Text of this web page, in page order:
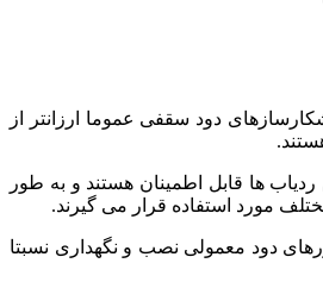
دود سقفی عموما ارزانتر از
ها قابل اطمینان هستند و به طور
مورد استفاده قرار می گیرند.
دود معمولی نصب و نگهداری نسبتا